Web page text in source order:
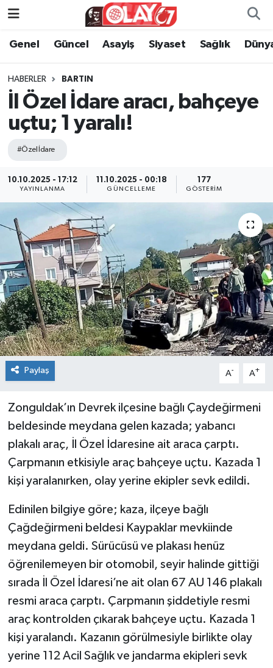
Genel Güncel Asayiş Siyaset Sağlık
HABERLER BARTIN
İl Özel İdare aracı, bahçeye
uçtu; 1 yaralı!
#Özel İdare
10.10.2025 - 17:12
YAYINLANMA
11.10.2025 - 00:18
GÜNCELLEME
177
GÖSTERIM
Paylaş A- A+
Zonguldak’ın Devrek ilçesine bağlı Çaydeğirmeni
beldesinde meydana gelen kazada; yabancı
plakalı araç, İl Özel İdaresine ait araca çarptı.
Çarpmanın etkisiyle araç bahçeye uçtu. Kazada 1
kişi yaralanırken, olay yerine ekipler sevk edildi.
Edinilen bilgiye göre; kaza, ilçeye bağlı
Çağdeğirmeni beldesi Kaypaklar mevkiinde
meydana geldi. Sürücüsü ve plakası henüz
öğrenilemeyen bir otomobil, seyir halinde gittiği
sırada İl Özel İdaresi’ne ait olan 67 AU 146 plakalı
resmi araca çarptı. Çarpmanın şiddetiyle resmi
araç kontrolden çıkarak bahçeye uçtu. Kazada 1
kişi yaralandı. Kazanın görülmesiyle birlikte olay
yerine 112 Acil Sağlık ve jandarma ekipleri sevk
KATEGORİSİZ
ANA SAYFA
Genel
Siyaset
Sağlık
Kültür Sanat
Dünya
Spor
Bilim veTeknoloji
SEKTÖR
Magazin
haber ara
Günün Haberleri
Yazarlarımız
Tüm Makaleler
Tüm Haberler
Videolu Haberler
Genel
Güncel
Asayiş
Dünya
Kültür Sanat
Eğitim
Spor
Zonguldak Nöbetçi Eczaneler
Zonguldak Hava Durumu
Zonguldak Namaz Vakitleri
Tüm Manşetler
Son Dakika Haberleri
Haber Arşivi